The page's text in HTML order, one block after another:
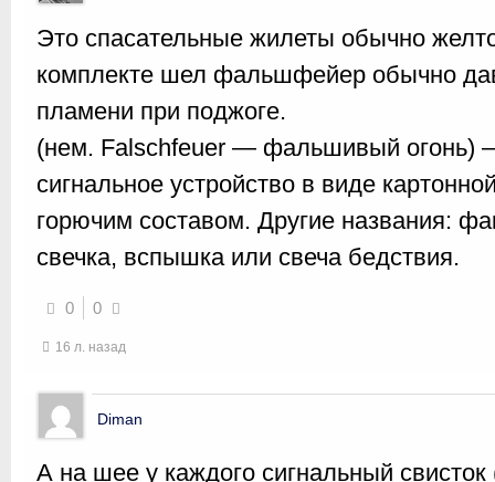
Это спасательные жилеты обычно
комплекте шел фальшфейер обычно
пламени при поджоге.
(нем. Falschfeuer — фальшивый огонь)
сигнальное устройство в виде
горючим составом. Другие названия:
свечка, вспышка или свеча бедствия.
0 0
16 л. назад
Diman
А на шее у каждого сигнальный